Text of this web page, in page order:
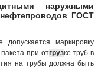
наружными
ГОСТ
маркировку
при отгрузке труб в
на трубы должна быть